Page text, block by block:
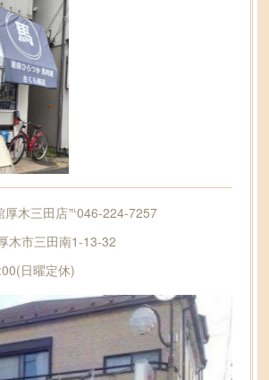
厚木三田店℡046-224-7257
木市三田南1-13-32
日曜定休)